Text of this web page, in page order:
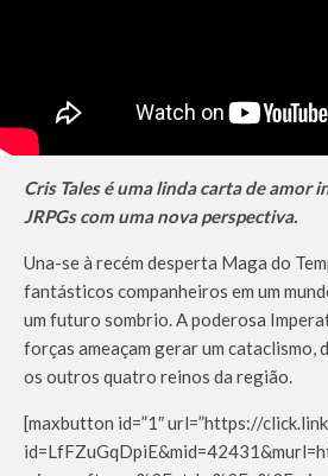
Cris Tales é uma linda carta de amor
JRPGs com uma nova perspectiva.
Una-se à recém desperta Maga do
fantásticos companheiros em um
um futuro sombrio. A poderosa
forças ameaçam gerar um
os outros quatro reinos da região.
[maxbutton id=”1″ url=”https://